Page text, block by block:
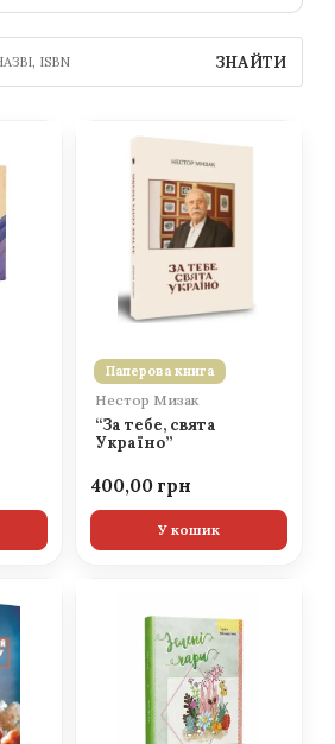
ЗНАЙТИ
Паперова книга
Нестор Мизак
“За тебе, свята
Україно”
400,00
У кошик